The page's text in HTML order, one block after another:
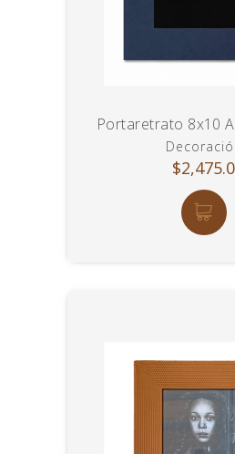
Portaretrato 8x10